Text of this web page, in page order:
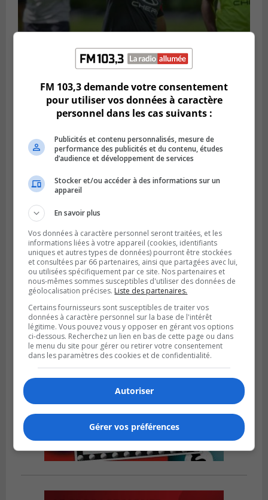
Publié le 6 août 2026 à 16h00
Un Québécois parmi l’élite du soccer
mondial
LONGUEUIL
Publié le 6 août 2026 à 05h11
Une poussée tardive propulse les Ducs
vers la victoire à Laval
FM 103,3 demande votre consentement
pour utiliser vos données à caractère
personnel dans les cas suivants :
Publicités et contenu personnalisés, mesure de
performance des publicités et du contenu, études
d’audience et développement de services
Stocker et/ou accéder à des informations sur un
appareil
En savoir plus
Vos données à caractère personnel seront traitées, et les
informations liées à votre appareil (cookies, identifiants
uniques et autres types de données) pourront être stockées
et consultées par 66 partenaires, ainsi que partagées avec lui,
ou utilisées spécifiquement par ce site. Nos partenaires et
nous-mêmes sommes susceptibles d'utiliser des données de
géolocalisation précises. Liste des partenaires.
Certains fournisseurs sont susceptibles de traiter vos
données à caractère personnel sur la base de l'intérêt
légitime. Vous pouvez vous y opposer en gérant vos options
ci-dessous. Recherchez un lien en bas de cette page ou dans
le menu du site pour gérer ou retirer votre consentement
dans les paramètres des cookies et de confidentialité.
Autoriser
Gérer vos préférences